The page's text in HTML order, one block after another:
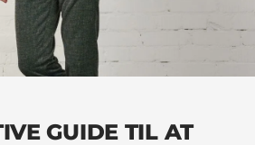
GUIDE TIL AT